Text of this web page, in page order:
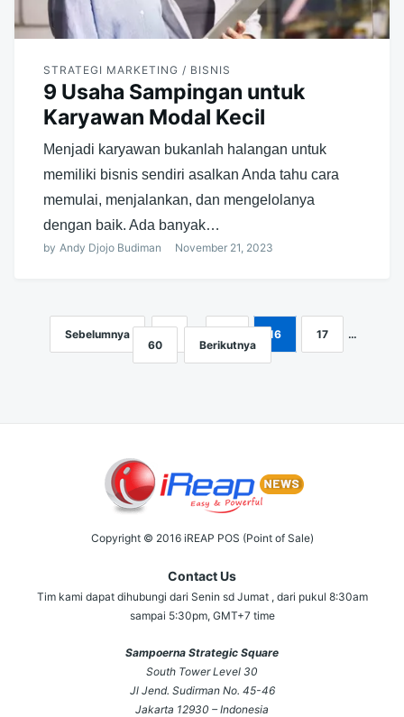
STRATEGI MARKETING / BISNIS
9 Usaha Sampingan untuk
Karyawan Modal Kecil
Menjadi karyawan bukanlah halangan untuk
memiliki bisnis sendiri asalkan Anda tahu cara
memulai, menjalankan, dan mengelolanya
dengan baik. Ada banyak…
by Andy Djojo Budiman November 21, 2023
Navigasi
pos
Sebelumnya 16 17
…
60
Berikutnya
Copyright © 2016 iREAP POS (Point of Sale)
Contact Us
Tim kami dapat dihubungi dari Senin sd Jumat , dari pukul 8:30am
sampai 5:30pm, GMT+7 time
Sampoerna Strategic Square
South Tower Level 30
Jl Jend. Sudirman No. 45-46
Jakarta 12930 – Indonesia